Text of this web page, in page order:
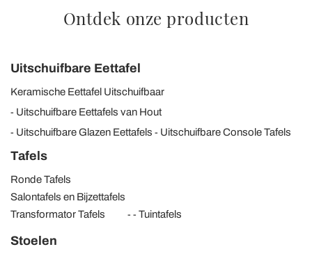
Ontdek onze producten
Uitschuifbare Eettafel
Keramische Eettafel Uitschuifbaar
Uitschuifbare Eettafels van Hout
Uitschuifbare Glazen Eettafels
Uitschuifbare Console Tafels
Tafels
Ronde Tafels
Salontafels en Bijzettafels
Transformator Tafels
Tuintafels
Stoelen